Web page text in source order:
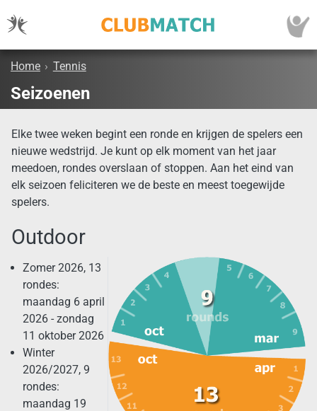
Home › Tennis
Seizoenen
Elke twee weken begint een ronde en krijgen de spelers een
nieuwe wedstrijd. Je kunt op elk moment van het jaar
meedoen, rondes overslaan of stoppen. Aan het eind van
elk seizoen feliciteren we de beste en meest toegewijde
spelers.
Outdoor
Zomer 2026, 13
rondes:
maandag 6 april
2026 - zondag
11 oktober 2026
Winter
2026/2027, 9
rondes:
maandag 19